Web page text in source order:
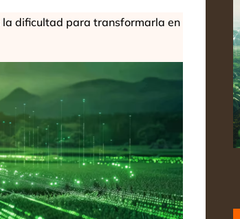
la dificultad para transformarla en